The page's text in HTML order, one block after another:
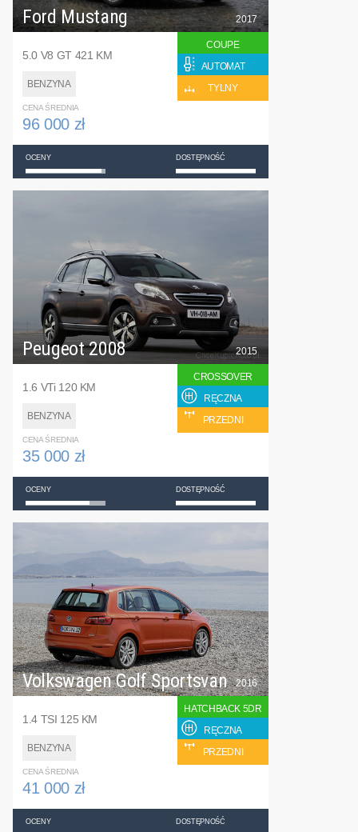
Ford Mustang
5.0 V8 GT 421 KM
BENZYNA
2017
COUPE
AUTOMAT
TYLNY
CENA ŚREDNIA
96 000 zł
OCENY DOSTĘPNOŚĆ
Peugeot 2008
1.6 VTi 120 KM
BENZYNA
2015
CROSSOVER
RĘCZNA
PRZEDNI
CENA ŚREDNIA
35 000 zł
OCENY DOSTĘPNOŚĆ
Volkswagen Golf Sportsvan
1.4 TSI 125 KM
BENZYNA
2016
HATCHBACK 5DR
RĘCZNA
PRZEDNI
CENA ŚREDNIA
41 000 zł
OCENY DOSTĘPNOŚĆ